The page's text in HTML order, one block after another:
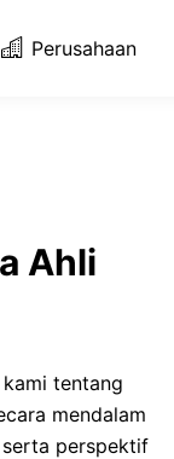
Perusahaan
Ahli
tentang
mendalam
perspektif